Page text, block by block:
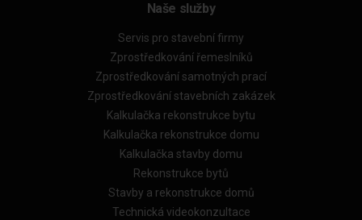
Naše služby
Servis pro stavební firmy
Zprostředkování řemeslníků
Zprostředkování samotných prací
Zprostředkování stavebních zakázek
Kalkulačka rekonstrukce bytu
Kalkulačka rekonstrukce domu
Kalkulačka stavby domu
Rekonstrukce bytů
Stavby a rekonstrukce domů
Technická videokonzultace